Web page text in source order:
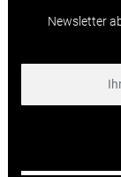
Newsletter